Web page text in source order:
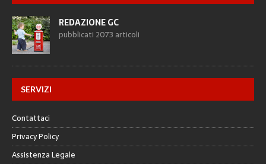
REDAZIONE GC
pubblicati 2073 articoli
SERVIZI
Contattaci
Privacy Policy
Assistenza Legale